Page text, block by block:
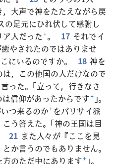
大声で神をたたえながら戻
の足元にひれ伏して感謝し
人だった+。 17 それでイ
やされたのではありませ
にいるのですか。
18 神を
，この他国の人だけなので
った。「立って，行きなさ
は信仰があったからです+ 」。
つ来るのか+をパリサイ派
う答えた。「神の王国は目
21 また人々が『ここを見
か言うのでもありません。
のただ中にあります+ 」。